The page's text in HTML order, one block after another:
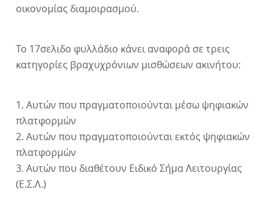
οικονομίας διαμοιρασμού.
Το 17σελιδο φυλλάδιο κάνει αναφορά σε τρεις
κατηγορίες βραχυχρόνιων μισθώσεων ακινήτου:
1. Αυτών που πραγματοποιούνται μέσω ψηφιακών
πλατφορμών
2. Αυτών που πραγματοποιούνται εκτός ψηφιακών
πλατφορμών
3. Αυτών που διαθέτουν Ειδικό Σήμα Λειτουργίας
(Ε.Σ.Λ.)